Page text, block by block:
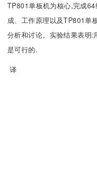
TP801单板机为核心,完成
成、工作原理以及TP801单
分析和讨论。实验结果表明
是可行的.
译